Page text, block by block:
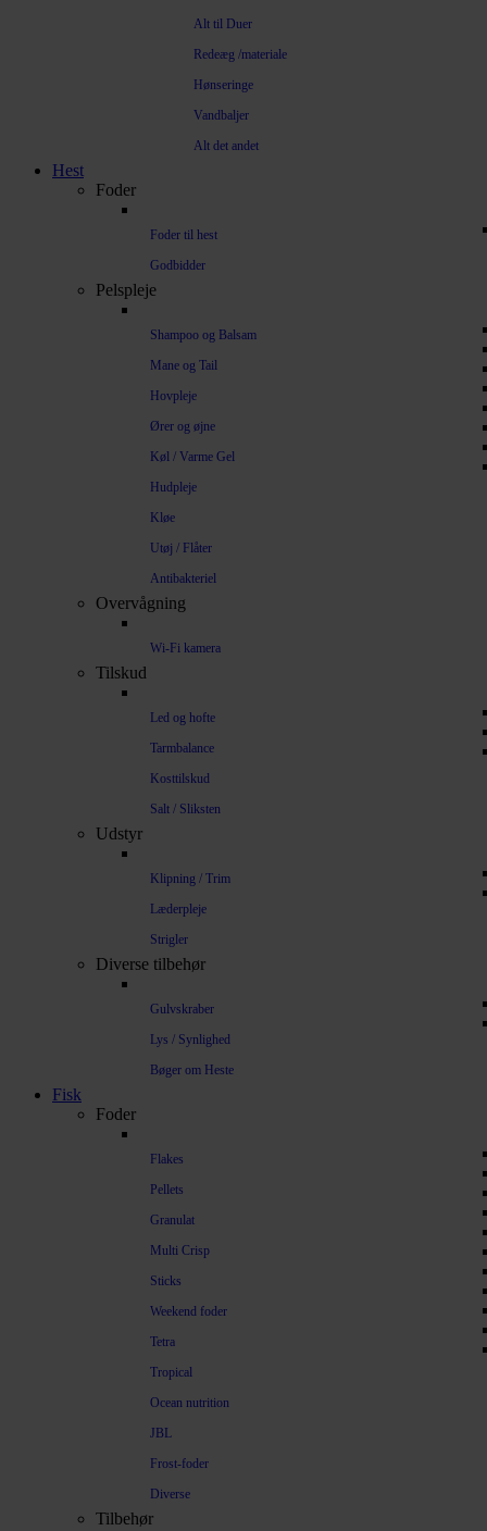
Alt til Duer
Redeæg /materiale
Hønseringe
Vandbaljer
Alt det andet
Hest
Foder
Foder til hest
Godbidder
Pelspleje
Shampoo og Balsam
Mane og Tail
Hovpleje
Ører og øjne
Køl / Varme Gel
Hudpleje
Kløe
Utøj / Flåter
Antibakteriel
Overvågning
Wi-Fi kamera
Tilskud
Led og hofte
Tarmbalance
Kosttilskud
Salt / Sliksten
Udstyr
Klipning / Trim
Læderpleje
Strigler
Diverse tilbehør
Gulvskraber
Lys / Synlighed
Bøger om Heste
Fisk
Foder
Flakes
Pellets
Granulat
Multi Crisp
Sticks
Weekend foder
Tetra
Tropical
Ocean nutrition
JBL
Frost-foder
Diverse
Tilbehør